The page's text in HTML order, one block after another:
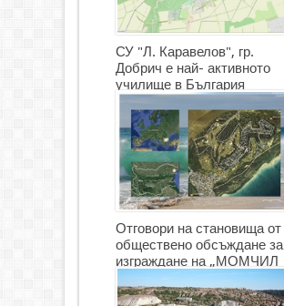
СУ "Л. Каравелов", гр.
Добрич е най- активното
училище в България
Отговори на становища от
обществено обсъждане за
изграждане на „МОМЧИЛ
ГОЛФ И ГОЛФ ИГРИЩЕ”